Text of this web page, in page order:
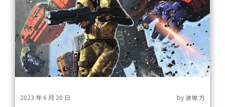
2023 年 6 月 20 日 by波坡 方